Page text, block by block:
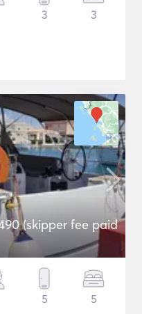
3 3
(skipper fee paid
5 5